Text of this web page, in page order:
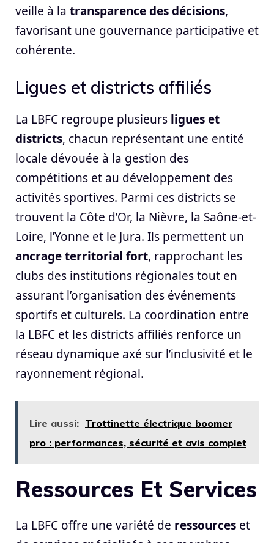
veille à la transparence des décisions,
favorisant une gouvernance participative et
cohérente.
Ligues et districts affiliés
La LBFC regroupe plusieurs ligues et
districts, chacun représentant une entité
locale dévouée à la gestion des
compétitions et au développement des
activités sportives. Parmi ces districts se
trouvent la Côte d’Or, la Nièvre, la Saône-et-
Loire, l’Yonne et le Jura. Ils permettent un
ancrage territorial fort, rapprochant les
clubs des institutions régionales tout en
assurant l’organisation des événements
sportifs et culturels. La coordination entre
la LBFC et les districts affiliés renforce un
réseau dynamique axé sur l’inclusivité et le
rayonnement régional.
Lire aussi: Trottinette électrique boomer
pro : performances, sécurité et avis complet
Ressources Et Services
La LBFC offre une variété de ressources et